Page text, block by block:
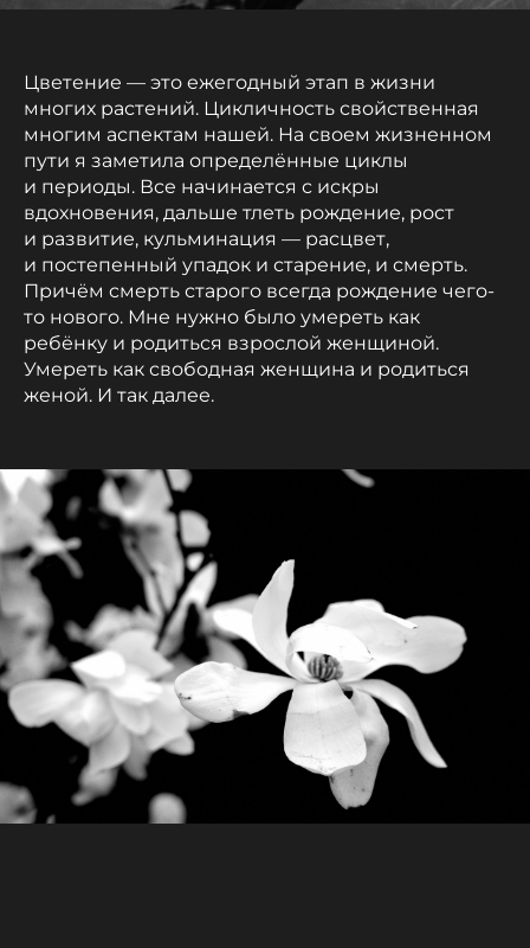
Цветение — это ежегодный этап в жизни
многих растений. Цикличность свойственная
многим аспектам нашей. На своем жизненном
пути я заметила определённые циклы
и периоды. Все начинается с искры
вдохновения, дальше тлеть рождение, рост
и развитие, кульминация — расцвет,
и постепенный упадок и старение, и смерть.
Причём смерть старого всегда рождение чего-
то нового. Мне нужно было умереть как
ребёнку и родиться взрослой женщиной.
Умереть как свободная женщина и родиться
женой. И так далее.